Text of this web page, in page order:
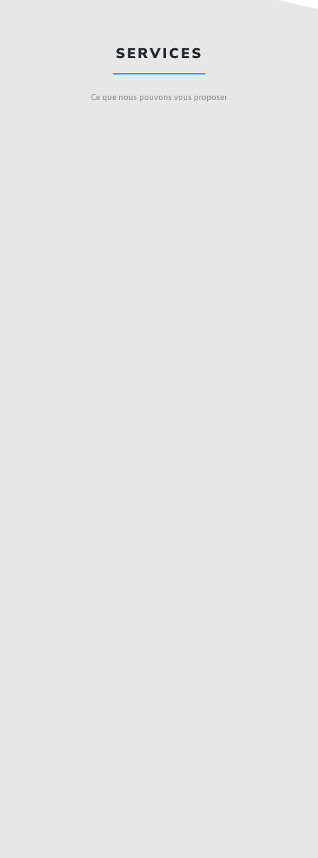
SERVICES
Ce que nous pouvons vous proposer